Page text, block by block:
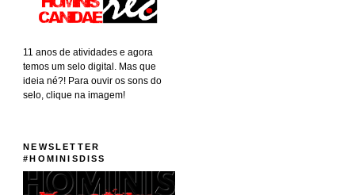
11 anos de atividades e agora
temos um selo digital. Mas que
ideia né?! Para ouvir os sons do
selo, clique na imagem!
NEWSLETTER
#HOMINISDISS